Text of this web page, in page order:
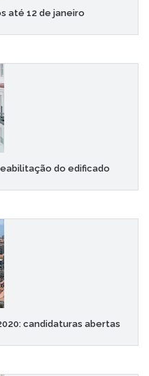
até 12 de janeiro
do edificado
candidaturas abertas